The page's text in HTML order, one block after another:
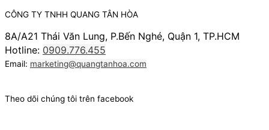
CÔNG TY TNHH QUANG TÂN HÒA
8A/A21 Thái Văn Lung, P.Bến Nghé, Quận 1, TP.HCM
Hotline: 0909.776.455
Email: marketing@quangtanhoa.com
Theo dõi chúng tôi trên facebook